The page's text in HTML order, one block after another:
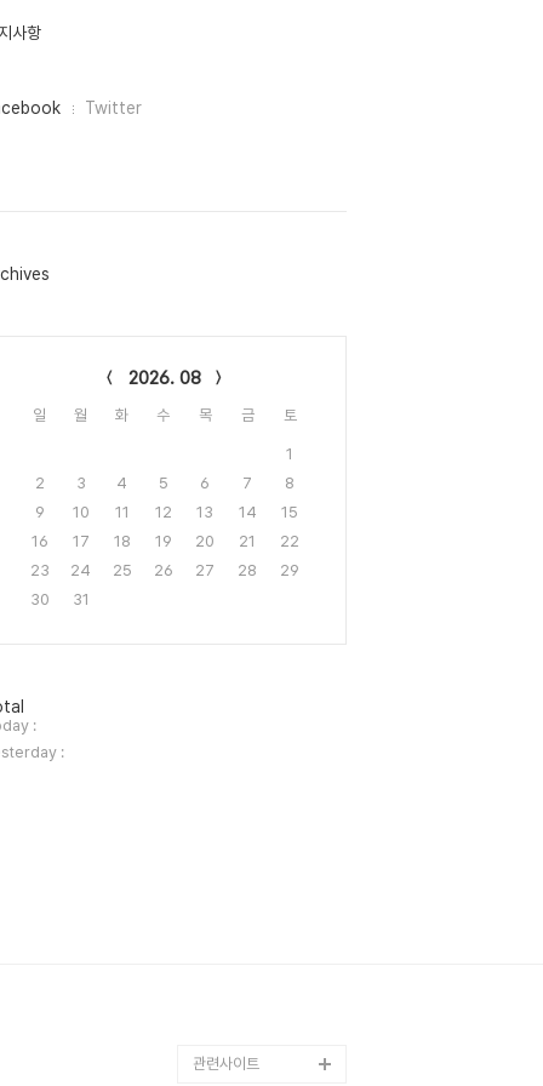
사항
Twitter
2026. 08
일 월 화 수 목 금 토
1
2
3 4 5 6 7
8
9
10 11 12 13 14
15
16
17 18 19 20 21
22
23
24 25 26 27 28
29
30
31
:
:
관련사이트